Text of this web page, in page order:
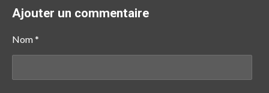
t
a
e
t
a
t
a
t
a
Ajouter un commentaire
Nom *